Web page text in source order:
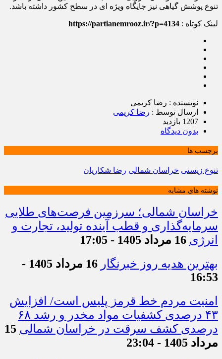
تنوع پوشش گیاهی نیز جایگاه ویژه ای در سطح کشور داشته باشد.
لینک کوتاه : https://partianemrooz.ir/?p=4134
نویسنده : رضا کریمی
ارسال توسط : رضا کریمی
1207 بازدید
بدون دیدگاه
برچسب ها
تنوع زیستی خراسان شمالی رضا شکاریان
نوشته های مشابه
خراسان شمالی؛ سرزمین فرصت‌های طلایی
سرمایه‌گذاری و قطب آینده تولید، تجارت و
انرژی 16 مرداد 1405 - 17:05
بهترین هدیه روز خبرنگار
16 مرداد 1405 -
16:53
امنیت مردم خط قرمز پلیس است/ افزایش
۴۳ درصدی کشفیات مواد مخدر و رشد ۶۸
درصدی کشف سرقت در خراسان شمالی 15
مرداد 1405 - 23:04